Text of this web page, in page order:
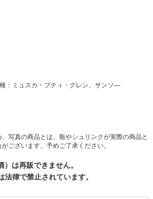
：ミュスカ・プティ・グレン、サンソ—
写真の商品とは、瓶やシュリンクが実際の商品と
ございます。予めご了承ください。
は再販できません。
律で禁止されています。